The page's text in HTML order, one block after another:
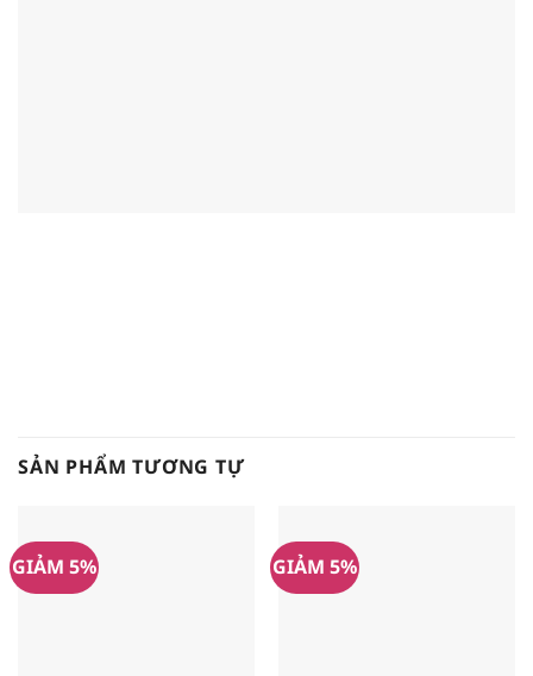
SẢN PHẨM TƯƠNG TỰ
GIẢM 5% GIẢM 5%